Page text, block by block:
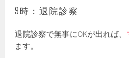
9時：退院診察
退院診察で無事にOKが出れば、
ます。